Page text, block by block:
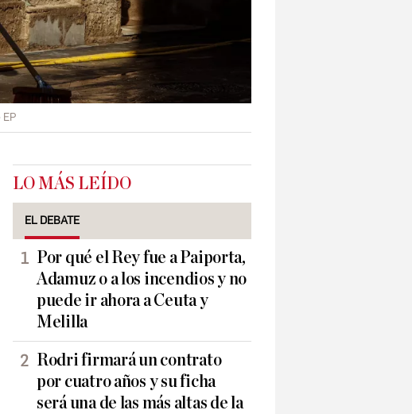
EP
LO MÁS LEÍDO
EL DEBATE
Por qué el Rey fue a Paiporta,
Adamuz o a los incendios y no
puede ir ahora a Ceuta y
Melilla
Rodri firmará un contrato
por cuatro años y su ficha
será una de las más altas de la